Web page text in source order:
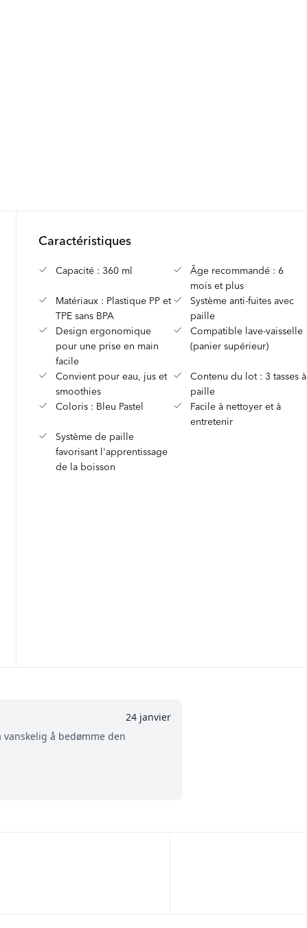
Caractéristiques
Capacité : 360 ml
Âge recommandé : 6
mois et plus
Matériaux : Plastique PP et
TPE sans BPA
Système anti-fuites avec
paille
Design ergonomique
pour une prise en main
facile
Compatible lave-vaisselle
(panier supérieur)
Convient pour eau, jus et
smoothies
Contenu du lot : 3 tasses à
paille
Coloris : Bleu Pastel
Facile à nettoyer et à
entretenir
Système de paille
favorisant l'apprentissage
de la boisson